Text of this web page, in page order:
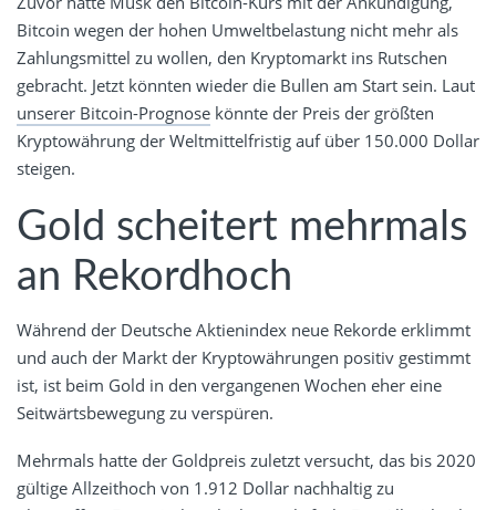
Bitcoin wegen der hohen Umweltbelastung nicht mehr als
Zahlungsmittel zu wollen, den Kryptomarkt ins Rutschen
gebracht. Jetzt könnten wieder die Bullen am Start sein. Laut
unserer Bitcoin-Prognose könnte der Preis der größten
Kryptowährung der Weltmittelfristig auf über 150.000 Dollar
steigen.
Gold scheitert mehrmals
an Rekordhoch
Während der Deutsche Aktienindex neue Rekorde erklimmt
und auch der Markt der Kryptowährungen positiv gestimmt
ist, ist beim Gold in den vergangenen Wochen eher eine
Seitwärtsbewegung zu verspüren.
Mehrmals hatte der Goldpreis zuletzt versucht, das bis 2020
gültige Allzeithoch von 1.912 Dollar nachhaltig zu